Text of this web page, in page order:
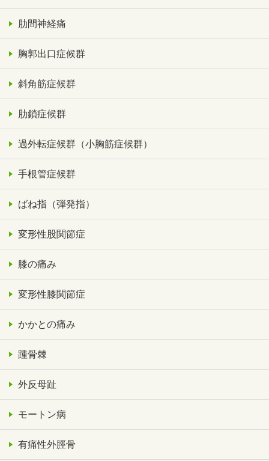
肋間神経痛
胸郭出口症候群
斜角筋症候群
肋鎖症候群
過外転症候群（小胸筋症候群）
手根管症候群
ばね指（弾発指）
変形性股関節症
膝の痛み
変形性膝関節症
かかとの痛み
踵骨棘
外反母趾
モートン病
有痛性外脛骨